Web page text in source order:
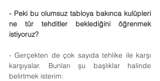
- Peki bu olumsuz tabloya bakınca kulüpleri
ne tür tehditler beklediğini öğrenmek
istiyoruz?
- Gerçekten de çok sayıda tehlike ile karşı
karşıyalar. Bunları şu başlıklar halinde
belirtmek isterim: